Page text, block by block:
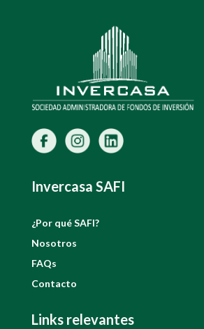
Invercasa SAFI
¿Por qué SAFI?
Nosotros
FAQs
Contacto
Links relevantes